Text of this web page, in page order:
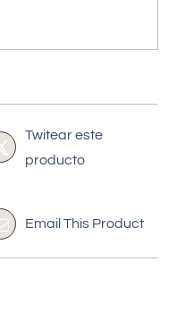
Twitear este
producto
Email This Product